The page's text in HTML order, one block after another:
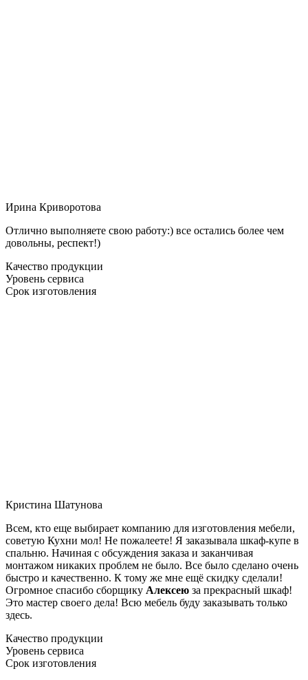
Ирина Криворотова
Отлично выполняете свою работу:) все остались более чем
довольны, респект!)
Качество продукции
Уровень сервиса
Срок изготовления
Кристина Шатунова
Всем, кто еще выбирает компанию для изготовления мебели,
советую Кухни мол! Не пожалеете! Я заказывала шкаф-купе в
спальню. Начиная с обсуждения заказа и заканчивая
монтажом никаких проблем не было. Все было сделано очень
быстро и качественно. К тому же мне ещё скидку сделали!
Огромное спасибо сборщику Алексею за прекрасный шкаф!
Это мастер своего дела! Всю мебель буду заказывать только
здесь.
Качество продукции
Уровень сервиса
Срок изготовления